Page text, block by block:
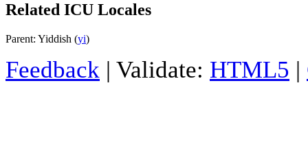
Related ICU Locales
Parent: Yiddish (yi)
Feedback | Validate: HTML5 |